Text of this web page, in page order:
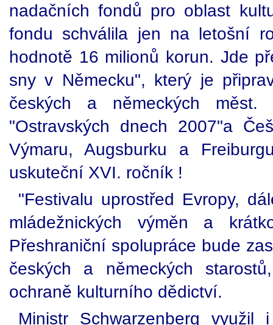
nadačních fondů pro oblast
fondu schválila jen na letošní
hodnotě 16 milionů korun. Jde
sny v Německu", který je
českých a německých
"Ostravských dnech 2007"a
Výmaru, Augsburku a
uskuteční XVI. ročník !
"Festivalu uprostřed Evropy,
mládežnických výměn a
Přeshraniční spolupráce bude
českých a německých
ochraně kulturního dědictví.
Ministr Schwarzenberg